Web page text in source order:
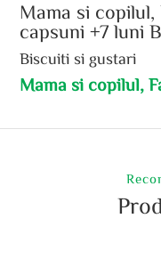
Mama si
capsuni +7 luni
Biscuiti si gustari
Mama si copilul,